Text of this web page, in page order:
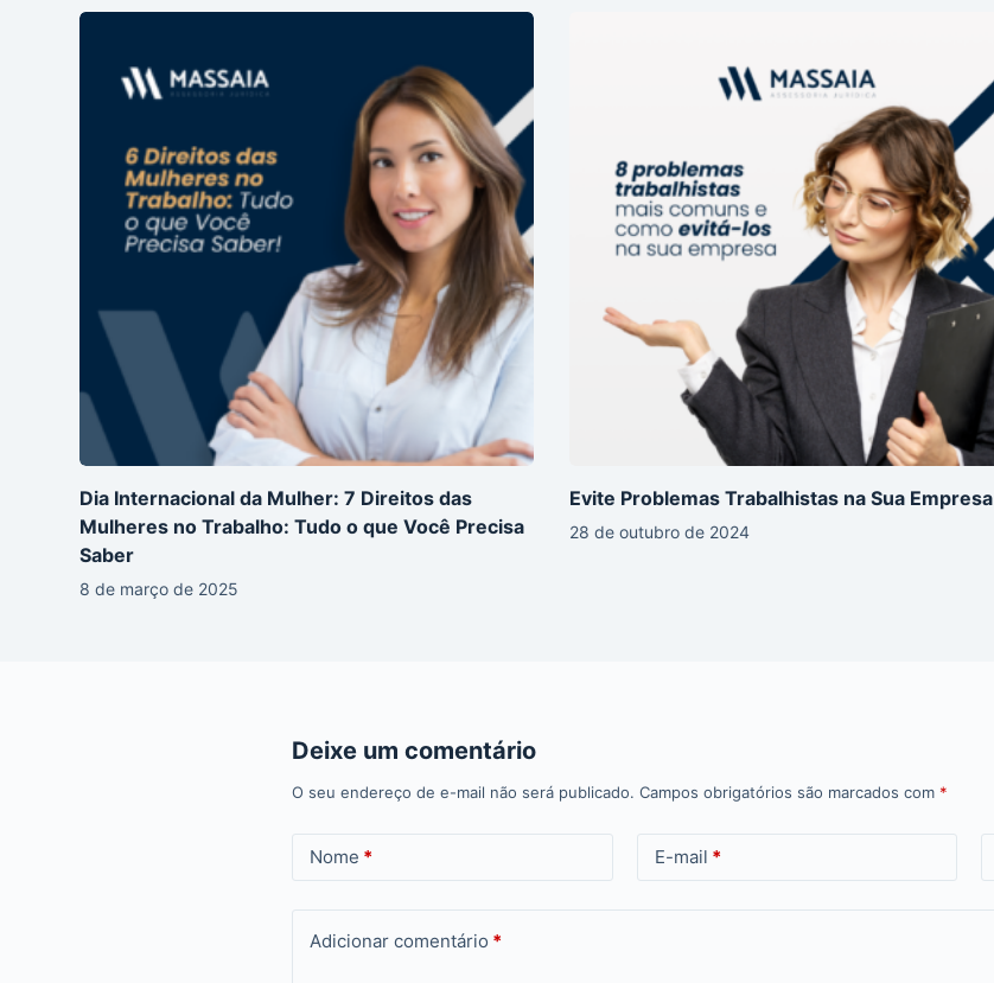
Dia Internacional da Mulher: 7 Direitos das
Mulheres no Trabalho: Tudo o que Você Precisa
Saber
8 de março de 2025
Evite Problemas Trabalhistas na Sua Empresa
28 de outubro de 2024
Deixe um comentário
O seu endereço de e-mail não será publicado. Campos obrigatórios são marcados com *
Nome * E-mail *
Adicionar comentário *